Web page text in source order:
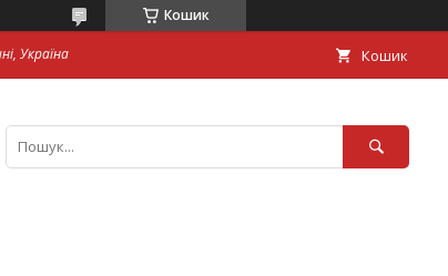
Кошик
Україна Кошик